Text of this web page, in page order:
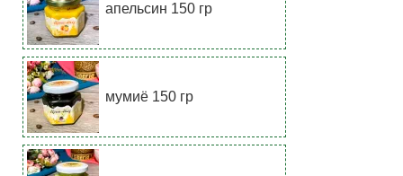
апельсин 150 гр
мумиё 150 гр